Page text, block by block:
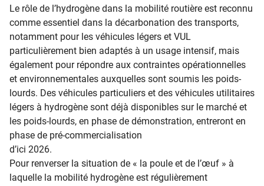
Le rôle de l’hydrogène dans la mobilité routière est reconnu
comme essentiel dans la décarbonation des transports,
notamment pour les véhicules légers et VUL
particulièrement bien adaptés à un usage intensif, mais
également pour répondre aux contraintes opérationnelles
et environnementales auxquelles sont soumis les poids-
lourds. Des véhicules particuliers et des véhicules utilitaires
légers à hydrogène sont déjà disponibles sur le marché et
les poids-lourds, en phase de démonstration, entreront en
phase de pré-commercialisation
d’ici 2026.
Pour renverser la situation de « la poule et de l’œuf » à
laquelle la mobilité hydrogène est régulièrement